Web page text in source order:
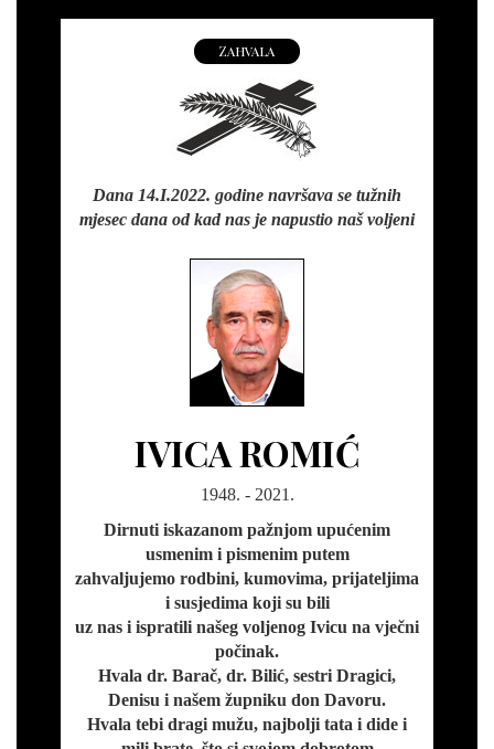
Zahvala
Dana 14.I.2022. godine navršava se tužnih
mjesec dana od kad nas je napustio naš voljeni
IVICA ROMIĆ
1948. - 2021.
Dirnuti iskazanom pažnjom upućenim
usmenim i pismenim putem
zahvaljujemo rodbini, kumovima, prijateljima
i susjedima koji su bili
uz nas i ispratili našeg voljenog Ivicu na vječni
počinak.
Hvala dr. Barač, dr. Bilić, sestri Dragici,
Denisu i našem župniku don Davoru.
Hvala tebi dragi mužu, najbolji tata i dide i